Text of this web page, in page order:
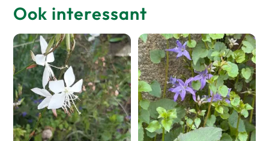
Ook interessant